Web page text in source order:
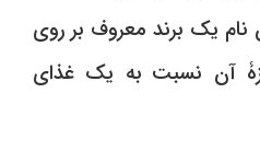
یک برند معروف بر روی
آن نسبت به یک غذای